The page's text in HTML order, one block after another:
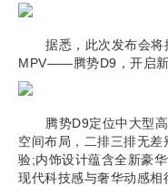
据悉，此次发布会
MPV——腾势D9，开启新
腾势D9定位中大型
空间布局，二排三排无
验;内饰设计蕴含全新豪
现代科技感与奢华动感相